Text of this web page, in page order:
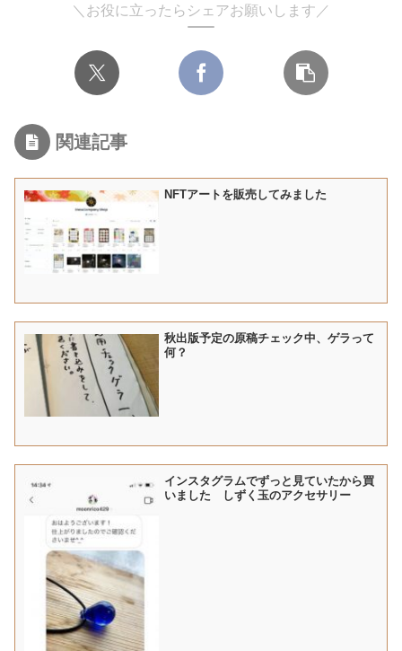
＼お役に立ったらシェアお願いします／
関連記事
NFTアートを販売してみました
秋出版予定の原稿チェック中、ゲラって
何？
インスタグラムでずっと見ていたから買
いました しずく玉のアクセサリー